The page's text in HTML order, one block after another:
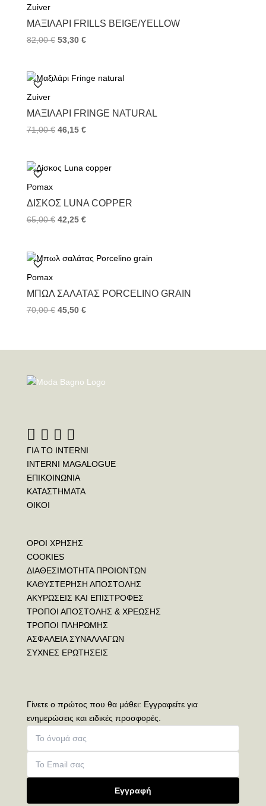
k
Zuiver
ΜΑΞΙΛΆΡΙ FRILLS BEIGE/YELLOW
82,00€ 53,30 €
Zuiver
ΜΑΞΙΛΆΡΙ FRINGE NATURAL
71,00€ 46,15 €
Pomax
ΔΊΣΚΟΣ LUNA COPPER
65,00€ 42,25 €
Pomax
ΜΠΩΛ ΣΑΛΆΤΑΣ PORCELINO GRAIN
70,00€ 45,50 €
ΓΙΑ ΤΟ INTERNI
INTERNI MAGALOGUE
ΕΠΙΚΟΙΝΩΝΙΑ
ΚΑΤΑΣΤΗΜΑΤΑ
ΟΙΚΟΙ
ΟΡΟΙ ΧΡΗΣΗΣ
COOKIES
ΔΙΑΘΕΣΙΜΟΤΗΤΑ ΠΡΟΙΟΝΤΩΝ
ΚΑΘΥΣΤΕΡΗΣΗ ΑΠΟΣΤΟΛΗΣ
ΑΚΥΡΩΣΕΙΣ ΚΑΙ ΕΠΙΣΤΡΟΦΕΣ
ΤΡΟΠΟΙ ΑΠΟΣΤΟΛΗΣ & ΧΡΕΩΣΗΣ
ΤΡΟΠΟΙ ΠΛΗΡΩΜΗΣ
ΑΣΦΑΛΕΙΑ ΣΥΝΑΛΛΑΓΩΝ
ΣΥΧΝΕΣ ΕΡΩΤΗΣΕΙΣ
Γίνετε ο πρώτος που θα μάθει: Εγγραφείτε για
ενημερώσεις και ειδικές προσφορές.
Εγγραφή